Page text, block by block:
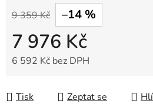
9 359 Kč –14 %
7 976 Kč
6 592 Kč bez DPH
Tisk
Zeptat se